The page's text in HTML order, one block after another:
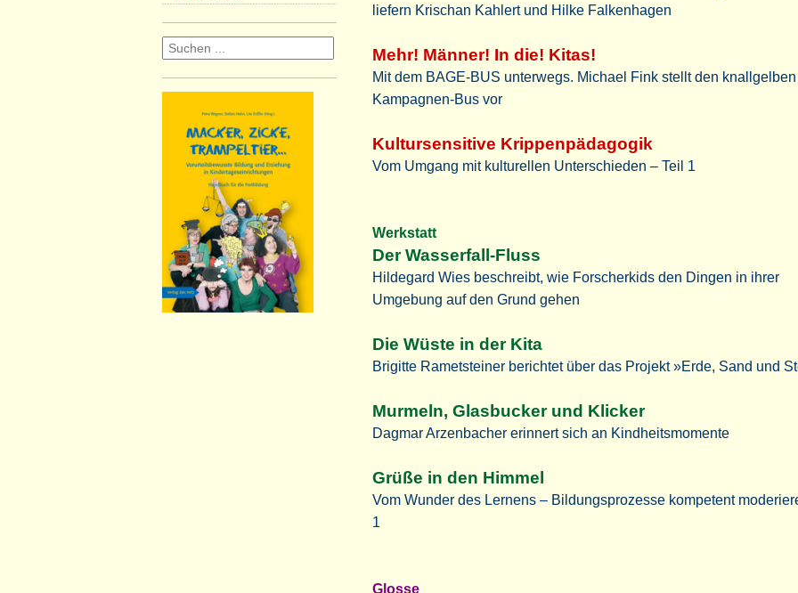
liefern Krischan Kahlert und Hilke Falkenhagen
Mehr! Männer! In die! Kitas!
Mit dem BAGE-BUS unterwegs. Michael Fink stellt den knallgelben
Kampagnen-Bus vor
Kultursensitive Krippenpädagogik
Vom Umgang mit kulturellen Unterschieden – Teil 1
Werkstatt
Der Wasserfall-Fluss
Hildegard Wies beschreibt, wie Forscherkids den Dingen in ihrer
Umgebung auf den Grund gehen
Die Wüste in der Kita
Brigitte Rametsteiner berichtet über das Projekt »Erde, Sand und
Murmeln, Glasbucker und Klicker
Dagmar Arzenbacher erinnert sich an Kindheitsmomente
Grüße in den Himmel
Vom Wunder des Lernens – Bildungsprozesse kompetent
1
Glosse